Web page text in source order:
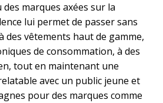
marques axées sur la
lui permet de passer sans
vêtements haut de gamme,
de consommation, à des
tout en maintenant une
avec un public jeune et
pour des marques comme